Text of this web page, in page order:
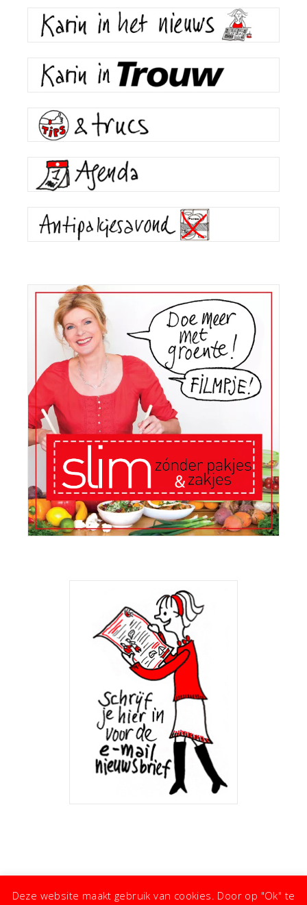
Deze website maakt gebruik van cookies. Door op "Ok" te